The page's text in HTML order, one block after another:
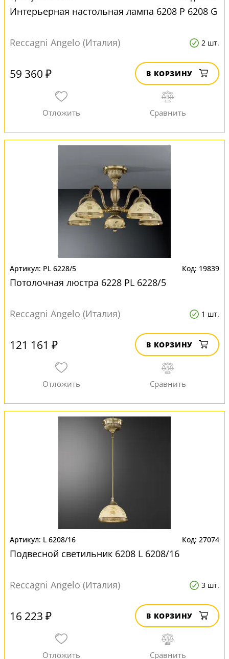
Интерьерная настольная лампа 6208 P 6208 G
Reccagni Angelo (Италия) 2 шт.
59 360 ₽ В КОРЗИНУ
PL 6228/5 19839
Потолочная люстра 6228 PL 6228/5
Reccagni Angelo (Италия) 1 шт.
121 161 ₽ В КОРЗИНУ
L 6208/16 27074
Подвесной светильник 6208 L 6208/16
Reccagni Angelo (Италия) 3 шт.
16 223 ₽ В КОРЗИНУ